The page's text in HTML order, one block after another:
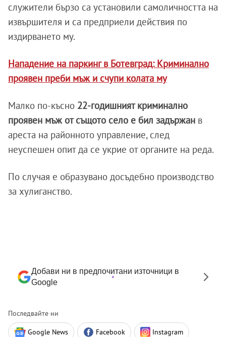
служители бързо са установили самоличността на
извършителя и са предприели действия по
издирването му.
Нападение на паркинг в Ботевград: Криминално
проявен преби мъж и счупи колата му
Малко по-късно 22-годишният криминално
проявен мъж от същото село е бил задържан в
ареста на районното управление, след
неуспешен опит да се укрие от органите на реда.
По случая е образувано досъдебно производство
за хулиганство.
Добави ни в предпочитани източници в
Google
Последвайте ни
Google News Facebook Instagram